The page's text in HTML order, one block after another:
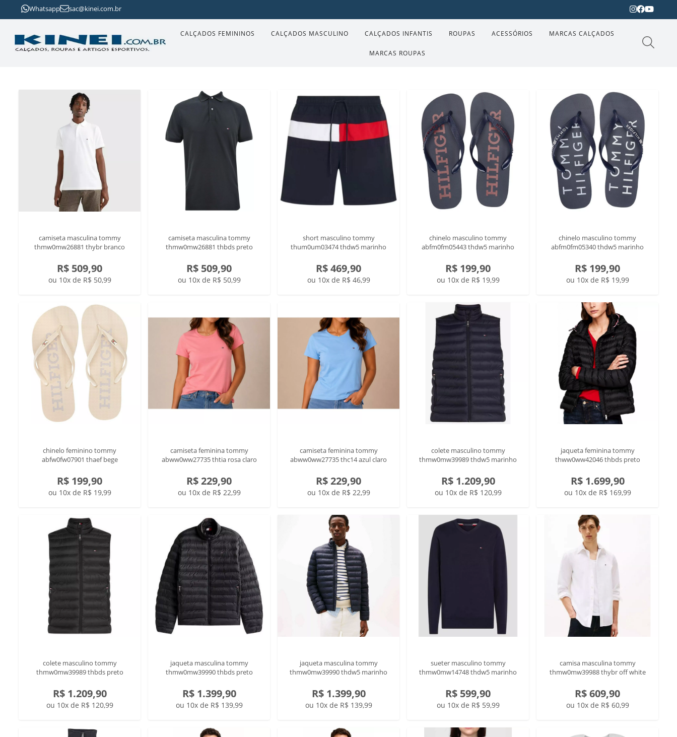
Whatsapp sac@kinei.com.br
CALÇADOS FEMININOS CALÇADOS MASCULINO CALÇADOS INFANTIS ROUPAS ACESSÓRIOS MARCAS CALÇADOS
MARCAS ROUPAS
camiseta masculina tommy
thmw0mw26881 thybr branco
R$ 509,90
ou 10x de R$ 50,99
camiseta masculina tommy
thmw0mw26881 thbds preto
R$ 509,90
ou 10x de R$ 50,99
short masculino tommy
thum0um03474 thdw5 marinho
R$ 469,90
ou 10x de R$ 46,99
chinelo masculino tommy
abfm0fm05443 thdw5 marinho
R$ 199,90
ou 10x de R$ 19,99
chinelo masculino tommy
abfm0fm05340 thdw5 marinho
R$ 199,90
ou 10x de R$ 19,99
chinelo feminino tommy
abfw0fw07901 thaef bege
R$ 199,90
ou 10x de R$ 19,99
camiseta feminina tommy
abww0ww27735 thtia rosa claro
R$ 229,90
ou 10x de R$ 22,99
camiseta feminina tommy
abww0ww27735 thc14 azul claro
R$ 229,90
ou 10x de R$ 22,99
colete masculino tommy
thmw0mw39989 thdw5 marinho
R$ 1.209,90
ou 10x de R$ 120,99
jaqueta feminina tommy
thww0ww42046 thbds preto
R$ 1.699,90
ou 10x de R$ 169,99
colete masculino tommy
thmw0mw39989 thbds preto
R$ 1.209,90
ou 10x de R$ 120,99
jaqueta masculina tommy
thmw0mw39990 thbds preto
R$ 1.399,90
ou 10x de R$ 139,99
jaqueta masculina tommy
thmw0mw39990 thdw5 marinho
R$ 1.399,90
ou 10x de R$ 139,99
sueter masculino tommy
thmw0mw14748 thdw5 marinho
R$ 599,90
ou 10x de R$ 59,99
camisa masculina tommy
thmw0mw39988 thybr off white
R$ 609,90
ou 10x de R$ 60,99